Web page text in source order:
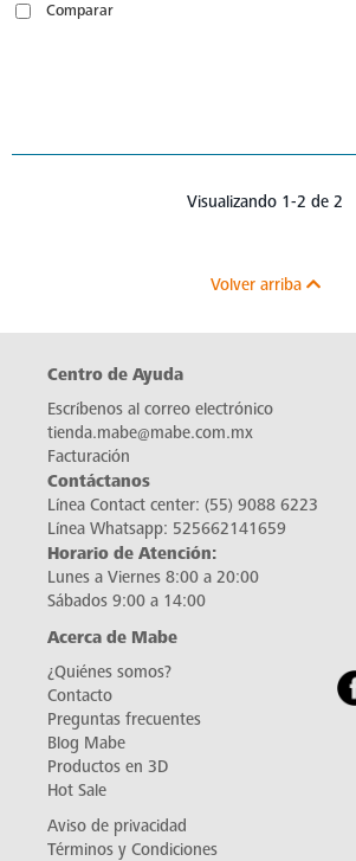
Comparar
Visualizando 1-2 de 2
Volver arriba
Centro de Ayuda
Escríbenos al correo electrónico
tienda.mabe@mabe.com.mx
Facturación
Contáctanos
Línea Contact center: (55) 9088 6223
Línea Whatsapp: 525662141659
Horario de Atención:
Lunes a Viernes 8:00 a 20:00
Sábados 9:00 a 14:00
Acerca de Mabe
¿Quiénes somos?
Contacto
Preguntas frecuentes
Blog Mabe
Productos en 3D
Hot Sale
Aviso de privacidad
Términos y Condiciones